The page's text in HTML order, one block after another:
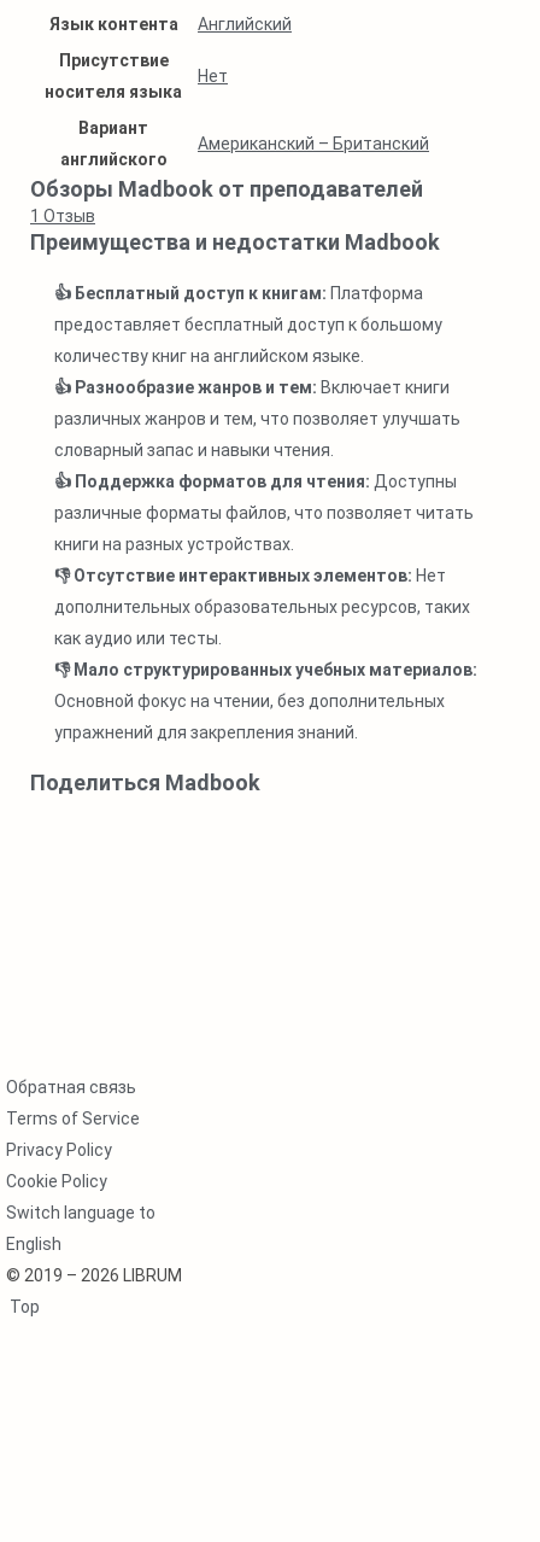
Язык контента
Английский
Присутствие
носителя языка
Нет
Вариант
английского
Американский – Британский
Обзоры Madbook от преподавателей
1 Отзыв
Преимущества и недостатки Madbook
👍 Бесплатный доступ к книгам: Платформа
предоставляет бесплатный доступ к большому
количеству книг на английском языке.
👍 Разнообразие жанров и тем: Включает книги
различных жанров и тем, что позволяет улучшать
словарный запас и навыки чтения.
👍 Поддержка форматов для чтения: Доступны
различные форматы файлов, что позволяет читать
книги на разных устройствах.
👎 Отсутствие интерактивных элементов: Нет
дополнительных образовательных ресурсов, таких
как аудио или тесты.
👎 Мало структурированных учебных материалов:
Основной фокус на чтении, без дополнительных
упражнений для закрепления знаний.
Поделиться Madbook
Обратная связь
Terms of Service
Privacy Policy
Cookie Policy
Switch language to
English
© 2019 – 2026 LIBRUM
Top